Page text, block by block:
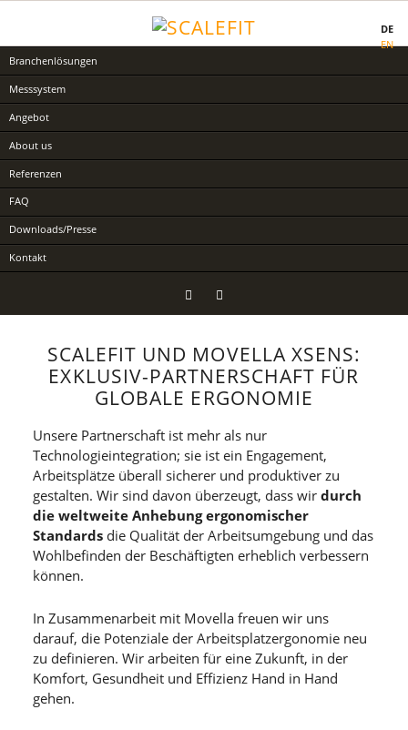
DE
EN
Branchenlösungen
Messsystem
Angebot
About us
Referenzen
FAQ
Downloads/Presse
Kontakt
SCALEFIT UND MOVELLA XSENS:
EXKLUSIV-PARTNERSCHAFT FÜR
GLOBALE ERGONOMIE
Unsere Partnerschaft ist mehr als nur
Technologieintegration; sie ist ein Engagement,
Arbeitsplätze überall sicherer und produktiver zu
gestalten. Wir sind davon überzeugt, dass wir durch
die weltweite Anhebung ergonomischer
Standardsdie Qualität der Arbeitsumgebung und das
Wohlbefinden der Beschäftigten erheblich verbessern
können.
In Zusammenarbeit mit Movella freuen wir uns
darauf, die Potenziale der Arbeitsplatzergonomie neu
zu definieren. Wir arbeiten für eine Zukunft, in der
Komfort, Gesundheit und Effizienz Hand in Hand
gehen.